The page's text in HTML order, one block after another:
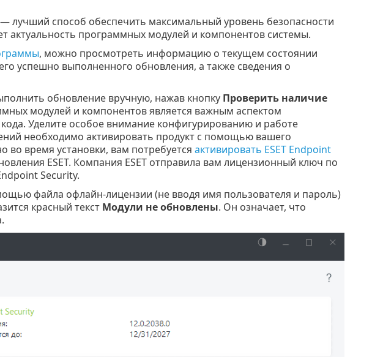
лучший способ обеспечить максимальный уровень безопасности
программных модулей и компонентов системы.
, можно просмотреть информацию о текущем состоянии
успешно выполненного обновления, а также сведения о
обновление вручную, нажав кнопку Проверить наличие
модулей и компонентов является важным аспектом
Уделите особое внимание конфигурированию и работе
необходимо активировать продукт с помощью вашего
во время установки, вам потребуется активировать ESET Endpoint
ESET. Компания ESET отправила вам лицензионный ключ по
Security.
файла офлайн-лицензии (не вводя имя пользователя и пароль)
красный текст Модули не обновлены. Он означает, что